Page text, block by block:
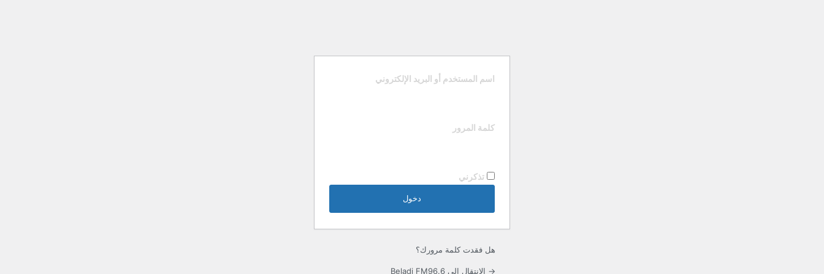
اسم المستخدم أو البريد الإلكتروني
كلمة المرور
تذكرني
هل فقدت كلمة مرورك؟
→ الانتقال إلى Beladi FM96.6